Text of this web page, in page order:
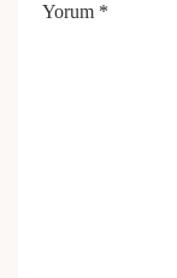
Yorum *